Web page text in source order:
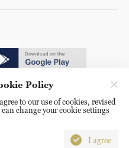
Rights Reserved. 16A
Policy
to our use of cookies, revised
change your cookie settings
I agree